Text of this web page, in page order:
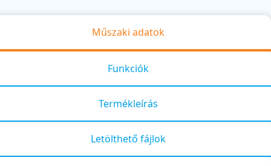
Műszaki adatok
Funkciók
Termékleírás
Letölthető fájlok